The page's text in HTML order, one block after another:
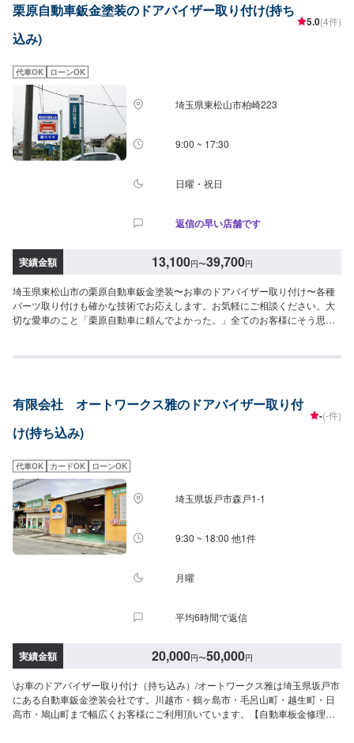
栗原自動車鈑金塗装のドアバイザー取り付け(持ち
込み)
5.0(4件)
代車OK ローンOK
埼玉県東松山市柏崎223
9:00 ~ 17:30
日曜・祝日
返信の早い店舗です
実績金額 13,100円〜39,700円
埼玉県東松山市の栗原自動車鈑金塗装〜お車のドアバイザー取り付け〜各種
パーツ取り付けも確かな技術でお応えします。お気軽にご相談ください。大
切な愛車のこと「栗原自動車に頼んでよかった。」全てのお客様にそう思っ
ファー詳細にてパーツの情報やお車の情報をお送りください。【代車につい
曜・日曜・祝日
有限会社 オートワークス雅のドアバイザー取り付
け(持ち込み)
-(-件)
代車OK カードOK ローンOK
埼玉県坂戸市森戸1-1
9:30 ~ 18:00 他1件
月曜
平均6時間で返信
実績金額 20,000円〜50,000円
\お車のドアバイザー取り付け（持ち込み）/オートワークス雅は埼玉県坂戸市
にある自動車鈑金塗装会社です。川越市・鶴ヶ島市・毛呂山町・越生町・日
高市・鳩山町まで幅広くお客様にご利用頂いています。【自動車板金修理の